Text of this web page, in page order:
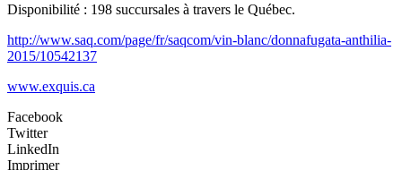
Disponibilité : 198 succursales à travers le Québec.
http://www.saq.com/page/fr/saqcom/vin-blanc/donnafugata-anthilia-
2015/10542137
www.exquis.ca
Facebook
Twitter
LinkedIn
Imprimer